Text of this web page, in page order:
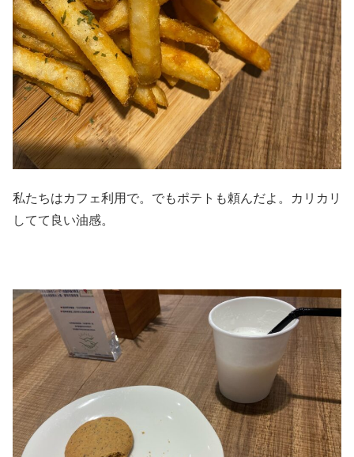
私たちはカフェ利用で。でもポテトも頼んだよ。カリカリ
してて良い油感。